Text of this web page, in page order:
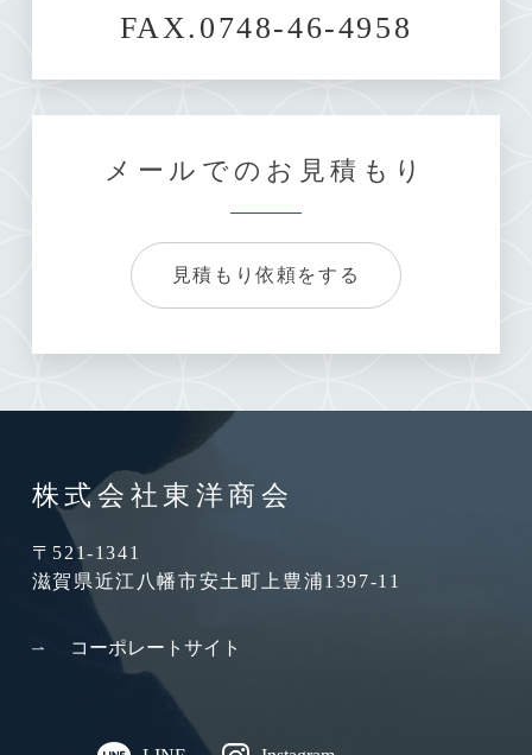
FAX.0748-46-4958
メールでのお見積もり
見積もり依頼をする
株式会社東洋商会
〒521-1341
滋賀県近江八幡市安土町上豊浦1397-11
コーポレートサイト